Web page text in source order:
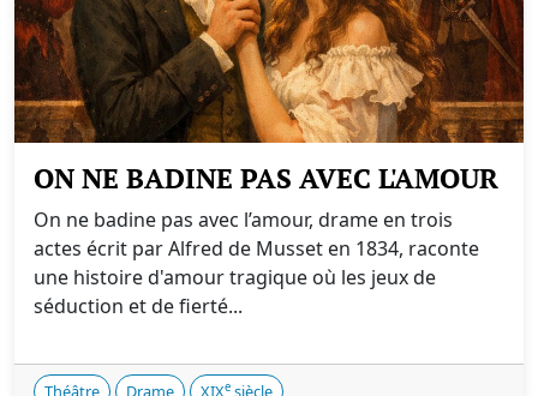
ON NE BADINE PAS AVEC L'AMOUR
On ne badine pas avec l’amour, drame en trois
actes écrit par Alfred de Musset en 1834, raconte
une histoire d'amour tragique où les jeux de
séduction et de fierté...
Théâtre Drame XIXe siècle